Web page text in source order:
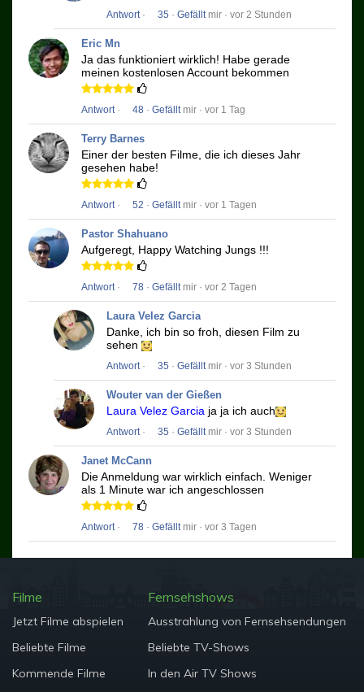
Antwort· 35 · Gefälltmir · vor 2 Stunden
Eric Mn
Ja das funktioniert wirklich! Habe gerade
meinen kostenlosen Account bekommen
Antwort· 48 · Gefälltmir · vor 1 Tag
Terry Barnes
Einer der besten Filme, die ich dieses Jahr
gesehen habe!
Antwort· 52 · Gefälltmir · vor 1 Tagen
Pastor Shahuano
Aufgeregt, Happy Watching Jungs !!!
Antwort· 78 · Gefälltmir · vor 2 Tagen
Laura Velez Garcia
Danke, ich bin so froh, diesen Film zu
sehen
Antwort· 35 · Gefälltmir · vor 3 Stunden
Wouter van der Gießen
Laura Velez Garcia ja ja ich auch
Antwort· 35 · Gefälltmir · vor 3 Stunden
Janet McCann
Die Anmeldung war wirklich einfach. Weniger
als 1 Minute war ich angeschlossen
Antwort· 78 · Gefälltmir · vor 3 Tagen
Filme
Jetzt Filme abspielen
Beliebte Filme
Kommende Filme
Fernsehshows
Ausstrahlung von Fernsehsendungen
Beliebte TV-Shows
In den Air TV Shows